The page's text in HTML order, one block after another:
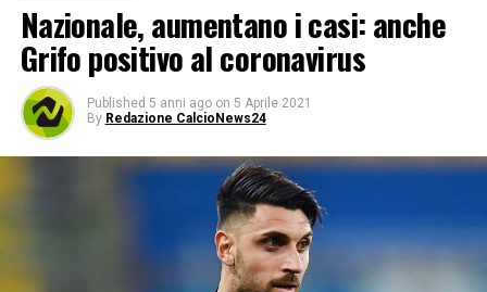
Nazionale, aumentano i casi: anche
Grifo positivo al coronavirus
Published 5 anni ago on 5 Aprile 2021
By Redazione CalcioNews24